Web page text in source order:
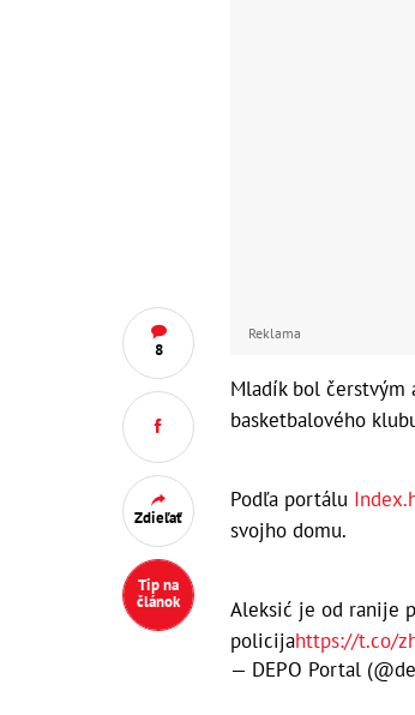
8
Zdieľať
Tip na
článok
Reklama
Mladík bol čerstvým
basketbalového
Podľa portálu
svojho domu.
Aleksić je od ranije
policijahttps://t.co/
— DEPO Portal